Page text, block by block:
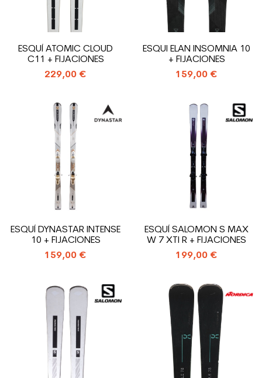
ESQUÍ ATOMIC CLOUD
C11 + FIJACIONES
229,00 €
ESQUI ELAN INSOMNIA 10
+ FIJACIONES
159,00 €
ESQUÍ DYNASTAR INTENSE
10 + FIJACIONES
159,00 €
ESQUÍ SALOMON S MAX
W 7 XTI R + FIJACIONES
199,00 €